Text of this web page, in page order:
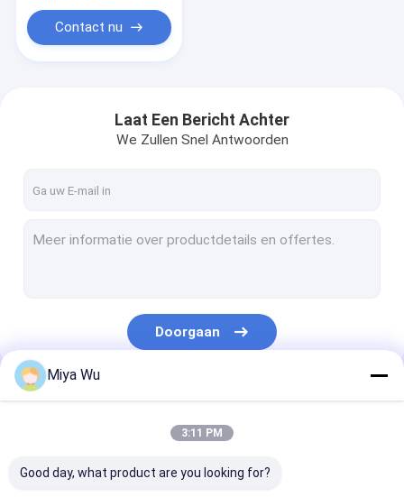
Contact nu
Laat Een Bericht Achter
We Zullen Snel Antwoorden
Doorgaan
Onze Categorieën
Miya Wu
3:11 PM
Good day, what product are you looking for?